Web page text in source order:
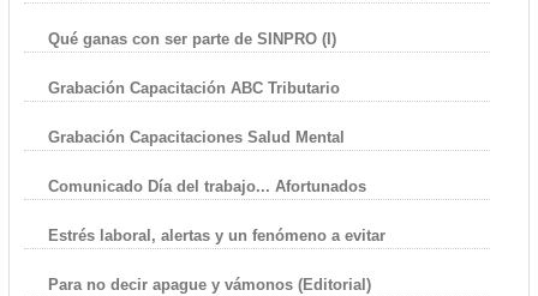
Qué ganas con ser parte de SINPRO (I)
Grabación Capacitación ABC Tributario
Grabación Capacitaciones Salud Mental
Comunicado Día del trabajo... Afortunados
Estrés laboral, alertas y un fenómeno a evitar
Para no decir apague y vámonos (Editorial)